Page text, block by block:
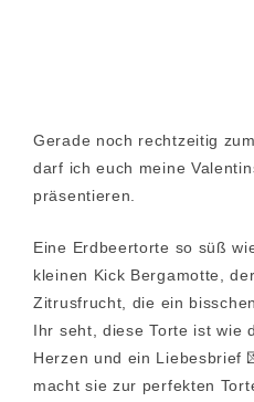
Gerade noch rechtzeitig
darf ich euch meine
präsentieren.
Eine Erdbeertorte so süß
kleinen Kick Bergamotte,
Zitrusfrucht, die ein
Ihr seht, diese Torte ist wie
Herzen und ein Liebesbrief
macht sie zur perfekten